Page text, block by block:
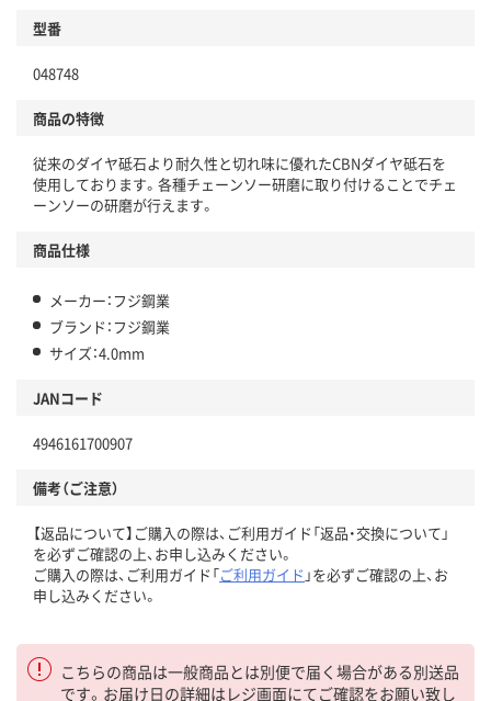
型番
048748
商品の特徴
従来のダイヤ砥石より耐久性と切れ味に優れたCBNダイヤ砥石を
使用しております。各種チェーンソー研磨に取り付けることでチェ
ーンソーの研磨が行えます。
商品仕様
メーカー：フジ鋼業
ブランド：フジ鋼業
サイズ：4.0mm
JANコード
4946161700907
備考（ご注意）
【返品について】ご購入の際は、ご利用ガイド「返品・交換について」
を必ずご確認の上、お申し込みください。
ご購入の際は、ご利用ガイド「ご利用ガイド 」を必ずご確認の上、お
申し込みください。
こちらの商品は一般商品とは別便で届く場合がある別送品
です。お届け日の詳細はレジ画面にてご確認をお願い致し